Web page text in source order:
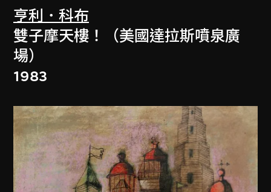
亨利．科布
雙子摩天樓！（美國達拉斯噴泉廣
場）
1983